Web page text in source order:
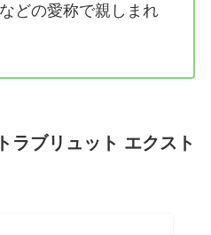
どの愛称で親しまれ
ラブリュット エクスト